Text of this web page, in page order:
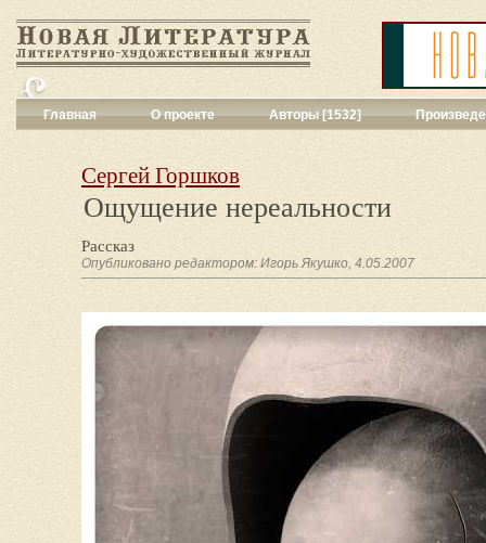
Главная О проекте Авторы [1532]
Сценарии[16]
Повести,
Галерея [144]
[1016]
Другие жанры
Все жанры
Сергей Горшков
Ощущение нереальности
Рассказ
Опубликовано редактором: Игорь Якушко, 4.05.2007